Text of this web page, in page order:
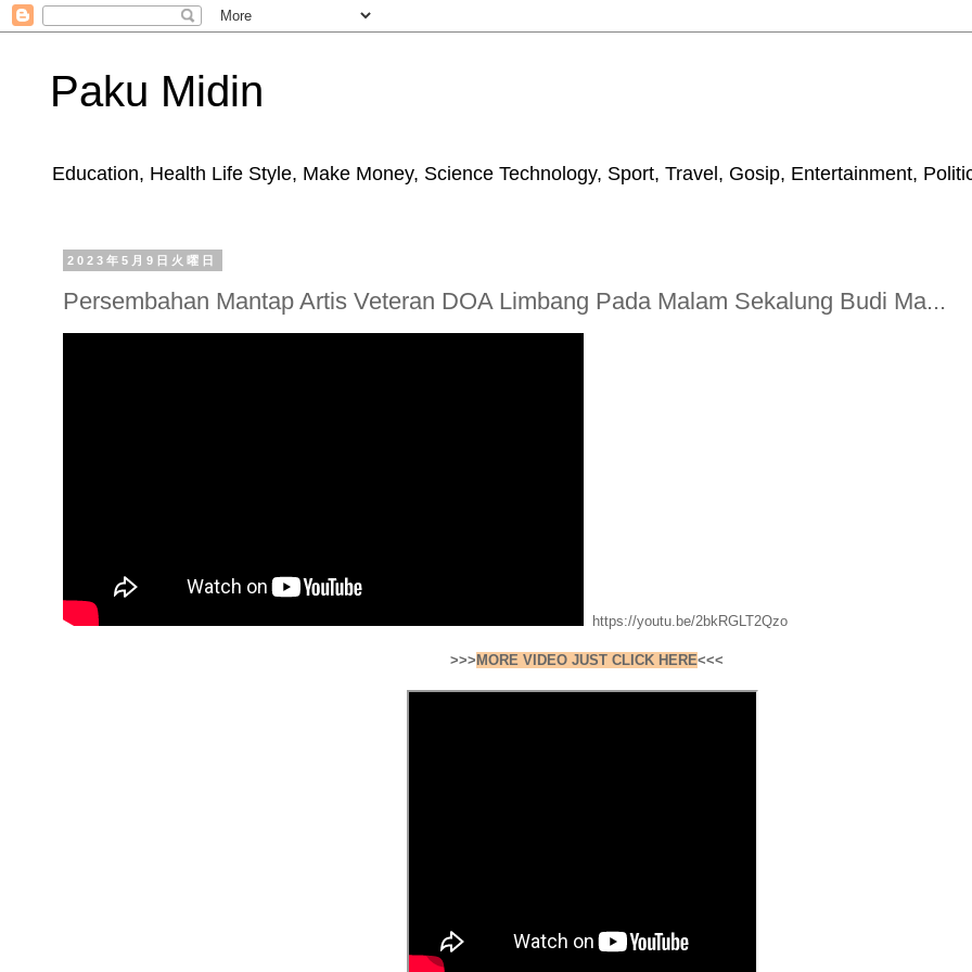
Paku Midin
Education, Health Life Style, Make Money, Science Technology, Sport, Travel, Gosip, Entertainment,
2023年5月9日火曜日
Persembahan Mantap Artis Veteran DOA Limbang Pada Malam Sekalung Budi Ma...
https://youtu.be/2bkRGLT2Qzo
>>>MORE VIDEO JUST CLICK HERE<<<